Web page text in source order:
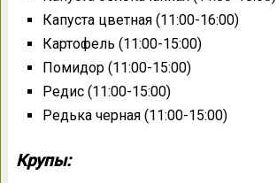
Капуста цветная (11:00-16:00)
Картофель (11:00-15:00)
Помидор (11:00-15:00)
Редис (11:00-15:00)
Редька черная (11:00-15:00)
Крупы: